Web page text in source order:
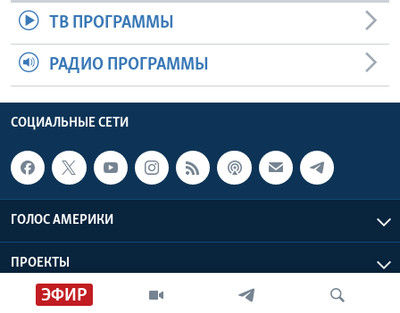
ЭФИР
ТВ ПРОГРАММЫ
РАДИО ПРОГРАММЫ
СОЦИАЛЬНЫЕ СЕТИ
ГОЛОС АМЕРИКИ
ПРОЕКТЫ